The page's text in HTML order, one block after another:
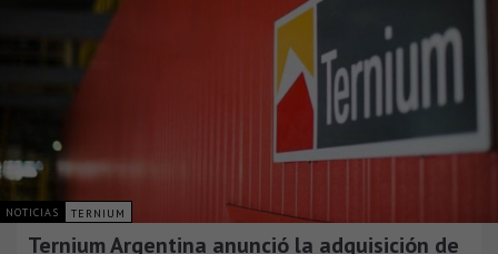
NOTICIAS TERNIUM
Ternium Argentina anunció la adquisición de